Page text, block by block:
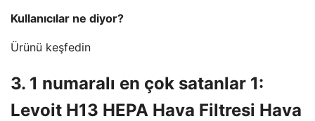
Kullanıcılar ne diyor?
Ürünü keşfedin
3. 1 numaralı en çok satanlar 1:
Levoit H13 HEPA Hava Filtresi Hava